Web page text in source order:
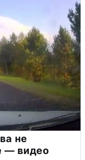
не
— видео